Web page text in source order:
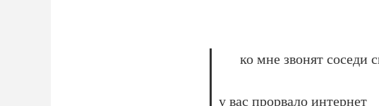
ко мне звонят соседи
у вас прорвало интернет